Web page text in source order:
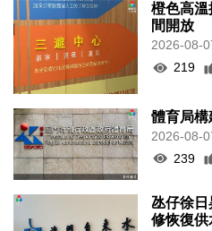
橙色高
間開放
2026-08-
219
體育局
2026-08-
239
氹仔徐
修恢復供